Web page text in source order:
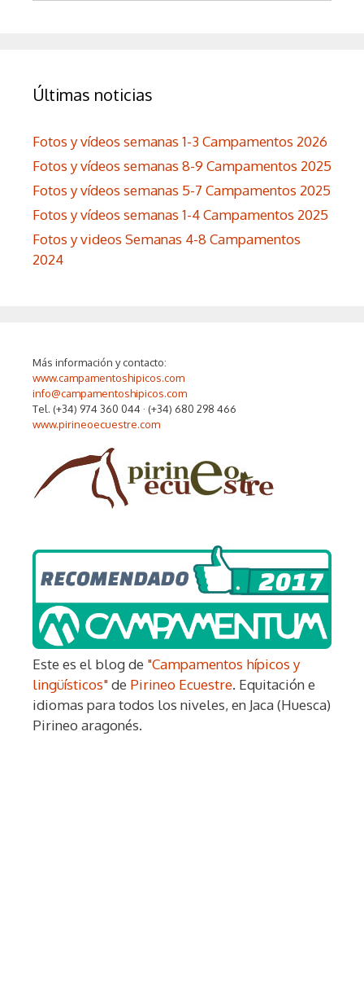
Últimas noticias
Fotos y vídeos semanas 1-3 Campamentos 2026
Fotos y vídeos semanas 8-9 Campamentos 2025
Fotos y vídeos semanas 5-7 Campamentos 2025
Fotos y vídeos semanas 1-4 Campamentos 2025
Fotos y videos Semanas 4-8 Campamentos
2024
Más información y contacto:
www.campamentoshipicos.com
info@campamentoshipicos.com
Tel. (+34) 974 360 044 · (+34) 680 298 466
www.pirineoecuestre.com
Este es el blog de "Campamentos hípicos y
lingüísticos"de Pirineo Ecuestre. Equitación e
idiomas para todos los niveles, en Jaca (Huesca)
Pirineo aragonés.